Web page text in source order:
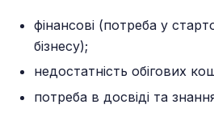
фінансові (потреба у
бізнесу);
недостатність обігових
потреба в досвіді та